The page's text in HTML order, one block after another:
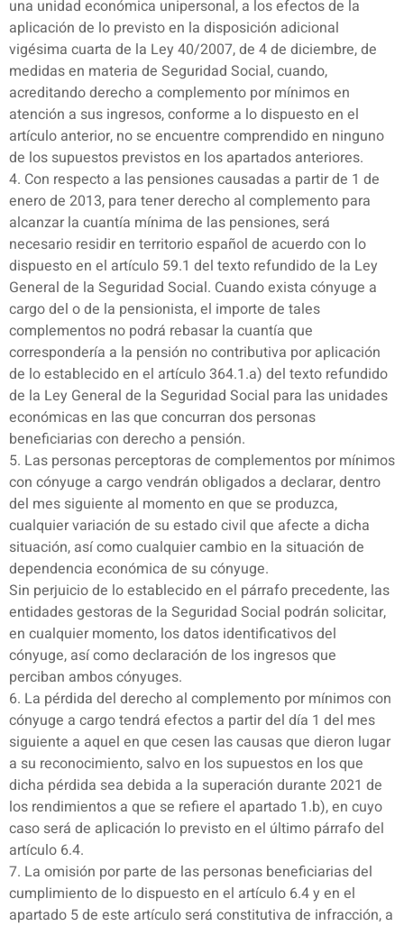
una unidad económica unipersonal, a los efectos de la
aplicación de lo previsto en la disposición adicional
vigésima cuarta de la Ley 40/2007, de 4 de diciembre, de
medidas en materia de Seguridad Social, cuando,
acreditando derecho a complemento por mínimos en
atención a sus ingresos, conforme a lo dispuesto en el
artículo anterior, no se encuentre comprendido en ninguno
de los supuestos previstos en los apartados anteriores.
4. Con respecto a las pensiones causadas a partir de 1 de
enero de 2013, para tener derecho al complemento para
alcanzar la cuantía mínima de las pensiones, será
necesario residir en territorio español de acuerdo con lo
dispuesto en el artículo 59.1 del texto refundido de la Ley
General de la Seguridad Social. Cuando exista cónyuge a
cargo del o de la pensionista, el importe de tales
complementos no podrá rebasar la cuantía que
correspondería a la pensión no contributiva por aplicación
de lo establecido en el artículo 364.1.a) del texto refundido
de la Ley General de la Seguridad Social para las unidades
económicas en las que concurran dos personas
beneficiarias con derecho a pensión.
5. Las personas perceptoras de complementos por mínimos
con cónyuge a cargo vendrán obligados a declarar, dentro
del mes siguiente al momento en que se produzca,
cualquier variación de su estado civil que afecte a dicha
situación, así como cualquier cambio en la situación de
dependencia económica de su cónyuge.
Sin perjuicio de lo establecido en el párrafo precedente, las
entidades gestoras de la Seguridad Social podrán solicitar,
en cualquier momento, los datos identificativos del
cónyuge, así como declaración de los ingresos que
perciban ambos cónyuges.
6. La pérdida del derecho al complemento por mínimos con
cónyuge a cargo tendrá efectos a partir del día 1 del mes
siguiente a aquel en que cesen las causas que dieron lugar
a su reconocimiento, salvo en los supuestos en los que
dicha pérdida sea debida a la superación durante 2021 de
los rendimientos a que se refiere el apartado 1.b), en cuyo
caso será de aplicación lo previsto en el último párrafo del
artículo 6.4.
7. La omisión por parte de las personas beneficiarias del
cumplimiento de lo dispuesto en el artículo 6.4 y en el
apartado 5 de este artículo será constitutiva de infracción, a